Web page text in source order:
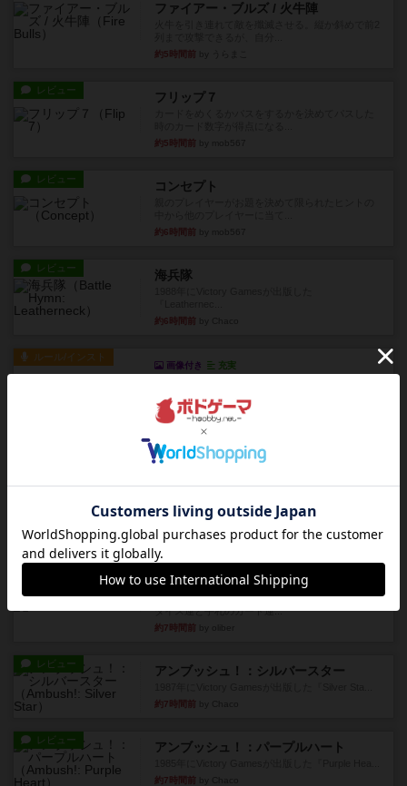
ファイアー・ブルズ / 火牛陣
約5時間前
レビュー フリップ７
約5時間前
レビュー コンセプト
約6時間前
レビュー 海兵隊
約6時間前
ルール/インスト
画像付き 充実
おばあちゃんは猫が大好きです!しかし、あまりに
も多くの猫を飼っているた...
by jurong
お気に入りのplayte製です。オラパスペースから
やり、気に入りました...
約6時間前 by くみ
マーリン
４人プレイ。インスト1時間プレイ2時間半。結構
ダイス運と手札のカード運...
約7時間前
レビュー アンブッシュ！：シルバースター
約7時間前
レビュー アンブッシュ！：パープルハート
約7時間前